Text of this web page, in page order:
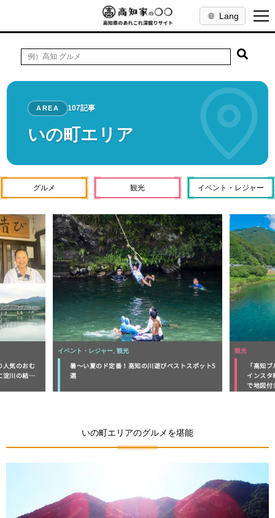
Lang
AREA 107記事
いの町エリア
グルメ 観光 イベント・レジャー
スポット5
観光
「高知ブルー」おすすめ絶景９選！SNSで話題の
インスタ映えスポット「青の洞窟」に清流や滝ま
三山ひろし,
宿泊や
和紙工芸
いの町エリアのグルメを堪能